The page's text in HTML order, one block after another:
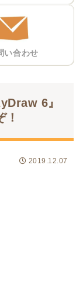
い合わせ
6』
2019.12.07